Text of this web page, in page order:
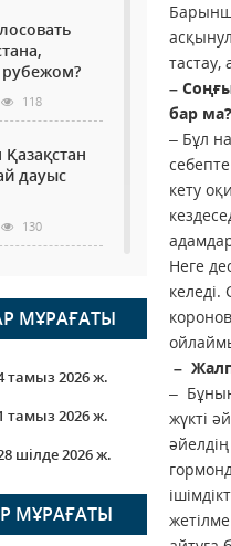
118
дауыс
130
108
МҰРАҒАТЫ
тамыз 2026 ж.
тамыз 2026 ж.
шілде 2026 ж.
МҰРАҒАТЫ
–
бар ма?
– Бұл
кету
Неге
–
–
жүкті